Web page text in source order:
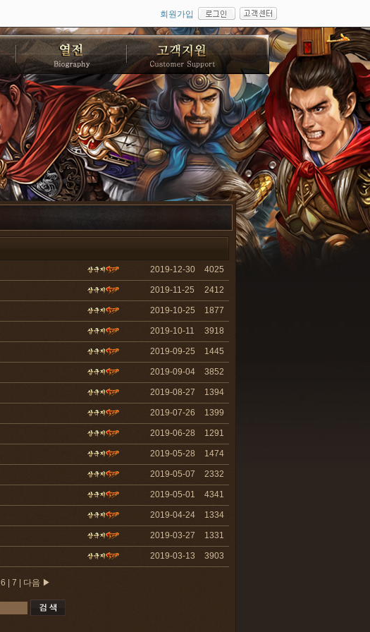
회원가입
2019-12-30 4025
2019-11-25 2412
2019-10-25 1877
2019-10-11 3918
2019-09-25 1445
2019-09-04 3852
2019-08-27 1394
2019-07-26 1399
2019-06-28 1291
2019-05-28 1474
2019-05-07 2332
2019-05-01 4341
2019-04-24 1334
2019-03-27 1331
2019-03-13 3903
6 7 다음 ▶